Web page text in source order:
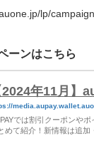
lp/
ーンはこちら
2024年11月】
では割引クーポンや
めて紹介！新情報は追加